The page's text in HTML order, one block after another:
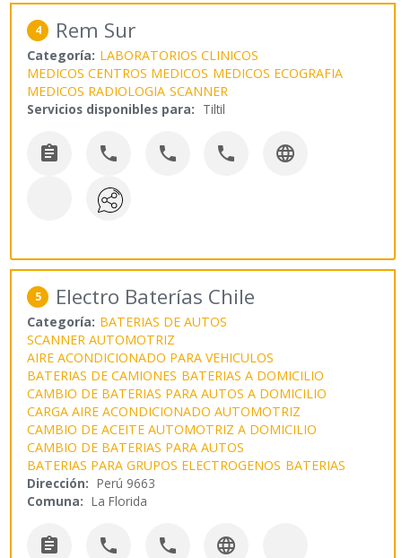
4 Rem Sur
Categoría: LABORATORIOS CLINICOS
MEDICOS CENTROS MEDICOS MEDICOS ECOGRAFIA
MEDICOS RADIOLOGIA SCANNER
Servicios disponibles para: Tiltil
    
5 Electro Baterías Chile
Categoría: BATERIAS DE AUTOS
SCANNER AUTOMOTRIZ
AIRE ACONDICIONADO PARA VEHICULOS
BATERIAS DE CAMIONES BATERIAS A DOMICILIO
CAMBIO DE BATERIAS PARA AUTOS A DOMICILIO
CARGA AIRE ACONDICIONADO AUTOMOTRIZ
CAMBIO DE ACEITE AUTOMOTRIZ A DOMICILIO
CAMBIO DE BATERIAS PARA AUTOS
BATERIAS PARA GRUPOS ELECTROGENOS BATERIAS
Dirección: Perú 9663
Comuna: La Florida
   